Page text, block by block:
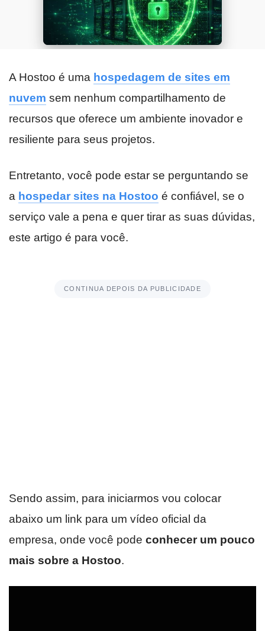
A Hostoo é uma hospedagem de sites em
nuvem sem nenhum compartilhamento de
recursos que oferece um ambiente inovador e
resiliente para seus projetos.
Entretanto, você pode estar se perguntando se
a hospedar sites na Hostoo é confiável, se o
serviço vale a pena e quer tirar as suas dúvidas,
este artigo é para você.
CONTINUA DEPOIS DA PUBLICIDADE
Sendo assim, para iniciarmos vou colocar
abaixo um link para um vídeo oficial da
empresa, onde você pode conhecer um pouco
mais sobre a Hostoo.